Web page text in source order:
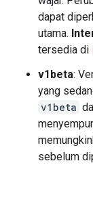
dapat
utama.
tersedia di
v1beta:
yang
v1beta
sebelum